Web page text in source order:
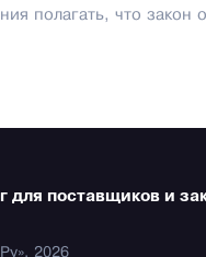
полагать, что закон
для поставщиков и
2026